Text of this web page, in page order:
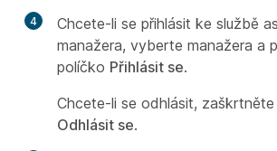
4
Chcete-li se přihlásit ke službě
manažera, vyberte manažera a
políčko Přihlásit se.
Chcete-li se odhlásit,
Odhlásit se.